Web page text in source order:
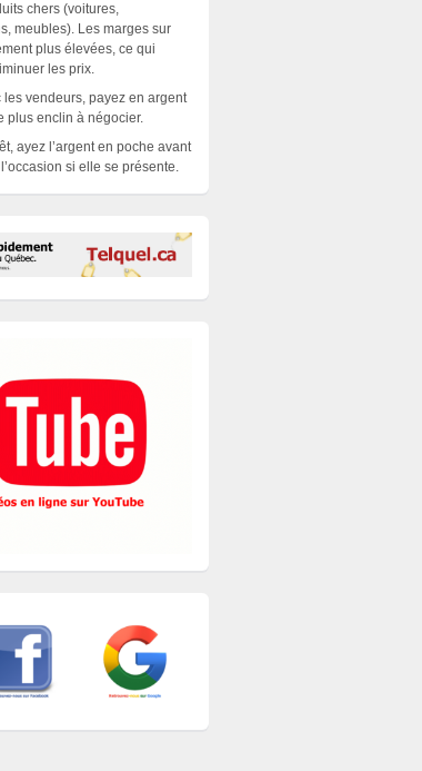
chers (voitures,
meubles). Les marges sur
plus élevées, ce qui
les prix.
les vendeurs, payez en argent
plus enclin à négocier.
ayez l’argent en poche avant
si elle se présente.